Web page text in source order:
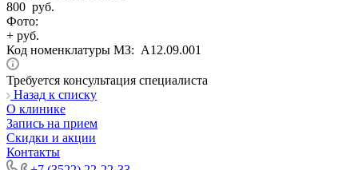
800 руб.
Фото:
+ руб.
Код номенклатуры МЗ: A12.09.001
Требуется консультация специалиста
Назад к списку
О клинике
Запись на прием
Скидки и акции
Контакты